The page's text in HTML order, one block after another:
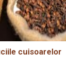
cuisoarelor